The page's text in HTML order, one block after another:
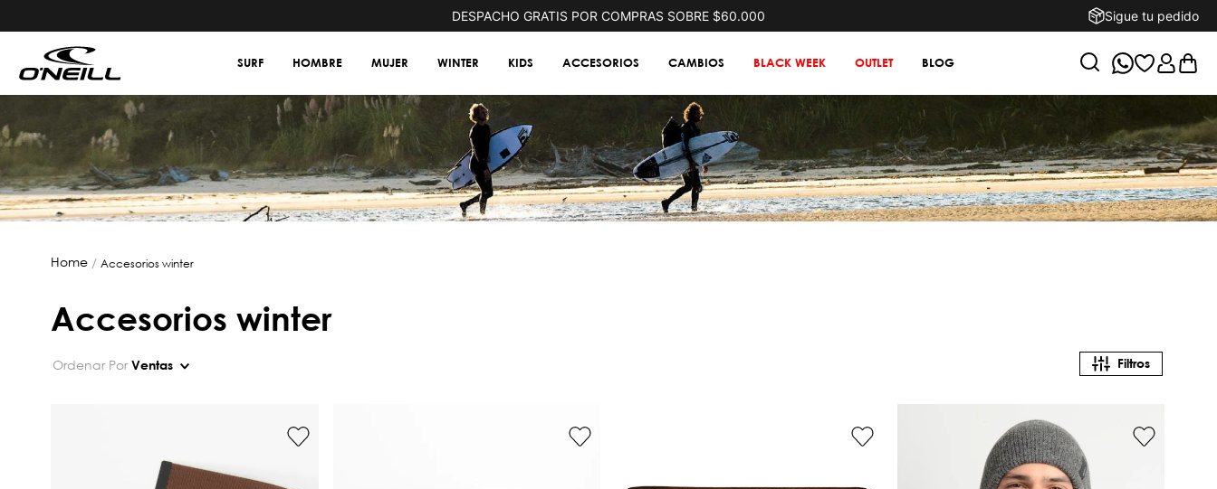
DESPACHO GRATIS POR COMPRAS SOBRE $60.000 Sigue tu pedido
SURF HOMBRE MUJER WINTER KIDS ACCESORIOS CAMBIOS BLACK WEEK OUTLET BLOG
accesorios winter
accesorios winter
Ordenar Por Ventas